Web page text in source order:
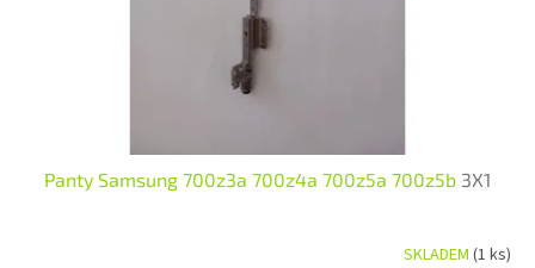
Panty Samsung 700z3a 700z4a 700z5a 700z5b 3X1
SKLADEM (1 ks)